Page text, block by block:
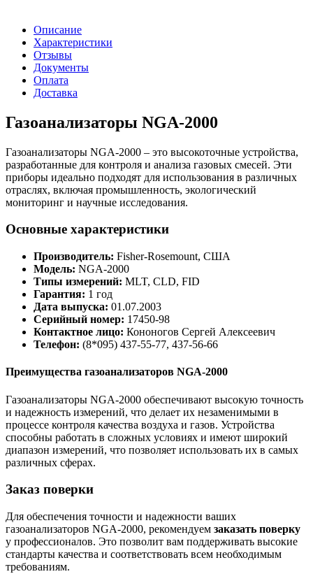
Описание
Характеристики
Отзывы
Документы
Оплата
Доставка
Газоанализаторы NGA-2000
Газоанализаторы NGA-2000 – это высокоточные устройства,
разработанные для контроля и анализа газовых смесей. Эти
приборы идеально подходят для использования в различных
отраслях, включая промышленность, экологический
мониторинг и научные исследования.
Основные характеристики
Производитель: Fisher-Rosemount, США
Модель: NGA-2000
Типы измерений: MLT, CLD, FID
Гарантия: 1 год
Дата выпуска: 01.07.2003
Серийный номер: 17450-98
Контактное лицо: Кононогов Сергей Алексеевич
Телефон: (8*095) 437-55-77, 437-56-66
Преимущества газоанализаторов NGA-2000
Газоанализаторы NGA-2000 обеспечивают высокую точность
и надежность измерений, что делает их незаменимыми в
процессе контроля качества воздуха и газов. Устройства
способны работать в сложных условиях и имеют широкий
диапазон измерений, что позволяет использовать их в самых
различных сферах.
Заказ поверки
Для обеспечения точности и надежности ваших
газоанализаторов NGA-2000, рекомендуем заказать поверку
у профессионалов. Это позволит вам поддерживать высокие
стандарты качества и соответствовать всем необходимым
требованиям.